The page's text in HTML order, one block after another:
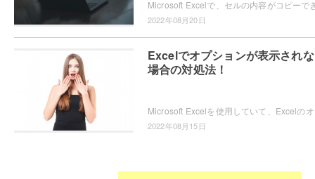
2022年08月20日
Excelでオプションが表示され
場合の対処法！
2022年08月15日